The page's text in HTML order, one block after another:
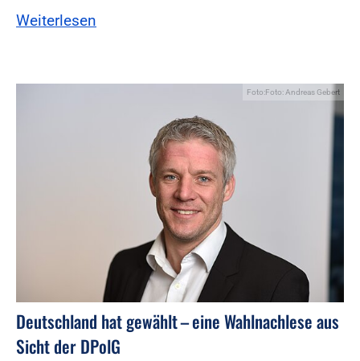
Weiterlesen
Foto:Foto: Andreas Gebert
Deutschland hat gewählt – eine Wahlnachlese aus
Sicht der DPolG